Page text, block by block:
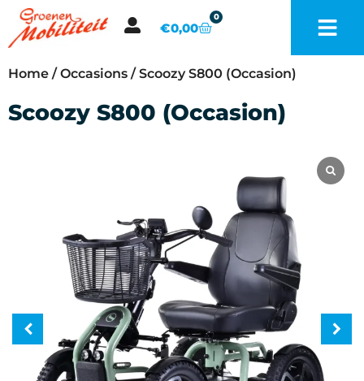
€0,00
0
Home /Occasions / Scoozy S800 (Occasion)
Scoozy S800 (Occasion)